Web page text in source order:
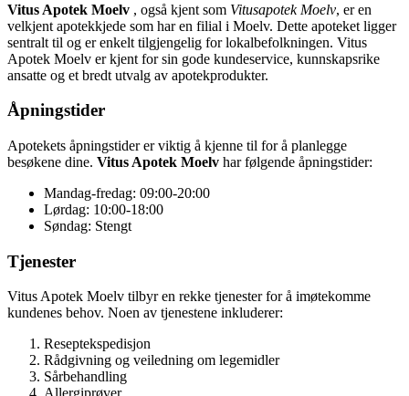
Vitus Apotek Moelv , også kjent som Vitusapotek Moelv, er en
velkjent apotekkjede som har en filial i Moelv. Dette apoteket ligger
sentralt til og er enkelt tilgjengelig for lokalbefolkningen. Vitus
Apotek Moelv er kjent for sin gode kundeservice, kunnskapsrike
ansatte og et bredt utvalg av apotekprodukter.
Åpningstider
Apotekets åpningstider er viktig å kjenne til for å planlegge
besøkene dine. Vitus Apotek Moelv har følgende åpningstider:
Mandag-fredag: 09:00-20:00
Lørdag: 10:00-18:00
Søndag: Stengt
Tjenester
Vitus Apotek Moelv tilbyr en rekke tjenester for å imøtekomme
kundenes behov. Noen av tjenestene inkluderer:
Reseptekspedisjon
Rådgivning og veiledning om legemidler
Sårbehandling